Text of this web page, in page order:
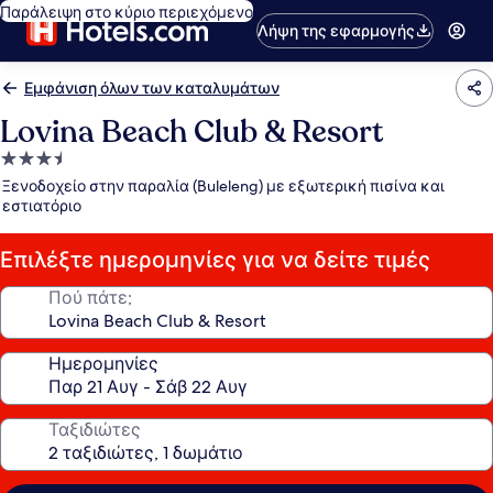
Παράλειψη στο κύριο περιεχόμενο
Λήψη της εφαρμογής
Εμφάνιση όλων των καταλυμάτων
Lovina Beach Club & Resort
Κατάλυμα
με
3.5
αστέρια
Ξενοδοχείο στην παραλία (Buleleng) με εξωτερική πισίνα και
εστιατόριο
Επιλέξτε ημερομηνίες για να δείτε τιμές
Πού πάτε;
Ημερομηνίες
Ταξιδιώτες